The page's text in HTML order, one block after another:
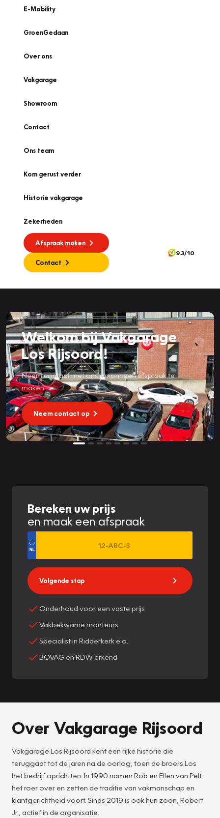
E-Mobility
GroenGedaan
Over ons
Vakgarage
Showroom
Contact
Ons team
Kom gerust verder
Historie vakgarage
Zekerheden
Afspraak maken
Contact
9.3/10
Welkom bij Vakgarage
Los Rijsoord!
Neem contact met ons op om een afspraak te
maken
Neem contact op
Bereken uw prijs
en maak een afspraak
Volgende stap
Onderhoud voor een vaste prijs
Vakbekwame monteurs
Specialist in Ridderkerk e.o.
BOVAG en RDW erkend
Over Vakgarage Rijsoord
Vakgarage Los Rijsoord kent een rijke historie die
teruggaat tot de jaren na de oorlog, toen de broers Los
het bedrijf oprichtten. In 1990 namen Rob en Ellen van Pelt
het roer over en zetten de traditie van vakmanschap en
klantgerichtheid voort. Sinds 2019 is ook hun zoon, Robert
Jr., actief in de organisatie.